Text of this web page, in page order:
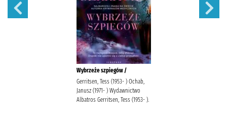
Wybrzeże szpiegów /
Gerritsen, Tess (1953- ) Ochab,
Janusz (1971- ) Wydawnictwo
Albatros Gerritsen, Tess (1953- ).